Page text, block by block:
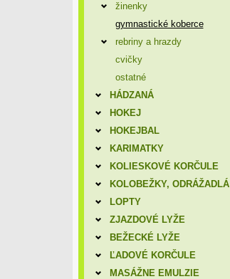
žinenky
gymnastické koberce
rebriny a hrazdy
cvičky
ostatné
HÁDZANÁ
HOKEJ
HOKEJBAL
KARIMATKY
KOLIESKOVÉ KORČULE
KOLOBEŽKY, ODRÁŽADLÁ
LOPTY
ZJAZDOVÉ LYŽE
BEŽECKÉ LYŽE
ĽADOVÉ KORČULE
MASÁŽNE EMULZIE